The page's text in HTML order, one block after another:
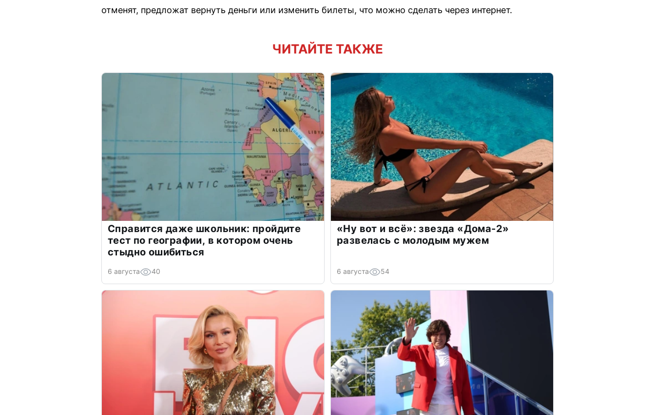
отменят, предложат вернуть деньги или изменить билеты, что можно сделать через интернет.
ЧИТАЙТЕ ТАКЖЕ
Справится даже школьник: пройдите
тест по географии, в котором очень
стыдно ошибиться
6 августа 40
«Ну вот и всё»: звезда «Дома-2»
развелась с молодым мужем
6 августа 54